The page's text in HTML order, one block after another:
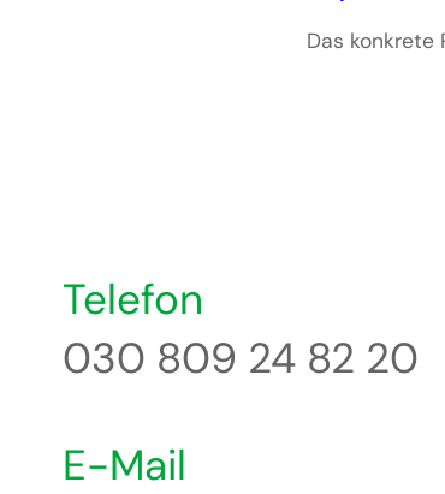
Das konkrete
Telefon
030 809 24 82 20
E-Mail